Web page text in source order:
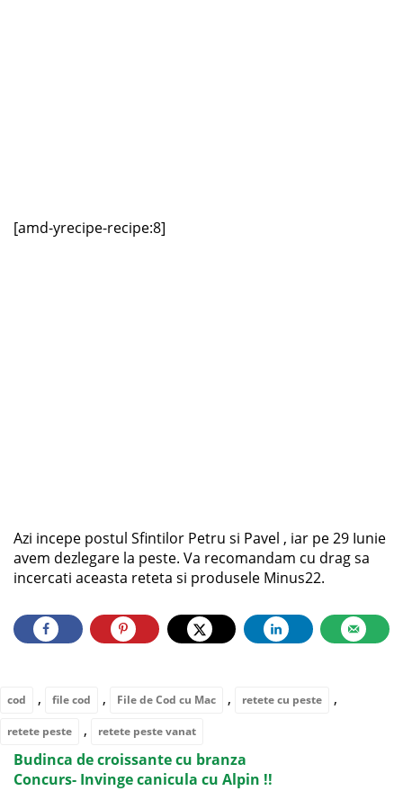
[amd-yrecipe-recipe:8]
Azi incepe postul Sfintilor Petru si Pavel , iar pe 29 Iunie
avem dezlegare la peste. Va recomandam cu drag sa
incercati aceasta reteta si produsele Minus22.
cod , file cod , File de Cod cu Mac , retete cu peste ,
retete peste , retete peste vanat
Budinca de croissante cu branza
Concurs- Invinge canicula cu Alpin !!